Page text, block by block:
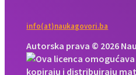
info(at)naukagovori.ba
Autorska prava © 2026